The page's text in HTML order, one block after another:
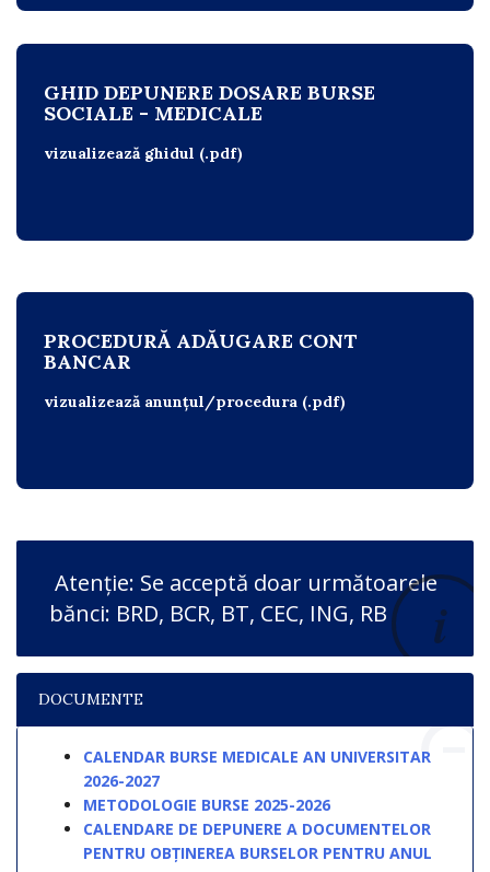
GHID DEPUNERE DOSARE BURSE
SOCIALE - MEDICALE
vizualizează ghidul (.pdf)
PROCEDURĂ ADĂUGARE CONT
BANCAR
vizualizează anunțul/procedura (.pdf)
Atenție: Se acceptă doar următoarele
bănci: BRD, BCR, BT, CEC, ING, RB
DOCUMENTE
CALENDAR BURSE MEDICALE AN UNIVERSITAR
2026-2027
METODOLOGIE BURSE 2025-2026
CALENDARE DE DEPUNERE A DOCUMENTELOR
PENTRU OBȚINEREA BURSELOR PENTRU ANUL